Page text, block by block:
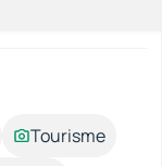
Tourisme